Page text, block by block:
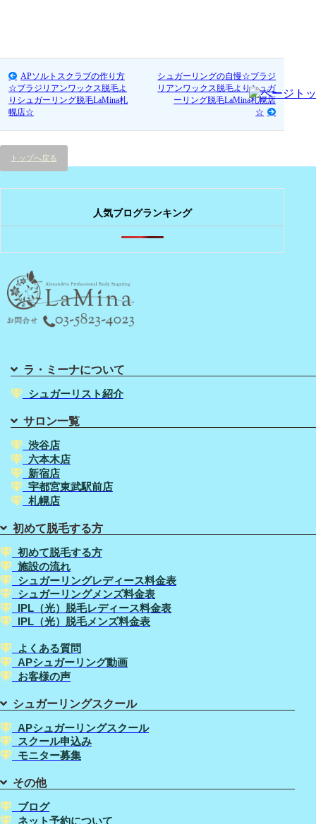
APソルトスクラブの作り方
☆ブラジリアンワックス脱毛よ
りシュガーリング脱毛LaMina札
幌店☆
シュガーリングの自慢☆ブラジ
リアンワックス脱毛よりシュガ
ーリング脱毛LaMina札幌店
☆
トップへ戻る
人気ブログランキング
ラ・ミーナについて
シュガーリスト紹介
サロン一覧
渋谷店
六本木店
新宿店
宇都宮東武駅前店
札幌店
初めて脱毛する方
初めて脱毛する方
施設の流れ
シュガーリングレディース料金表
シュガーリングメンズ料金表
IPL（光）脱毛レディース料金表
IPL（光）脱毛メンズ料金表
よくある質問
APシュガーリング動画
お客様の声
シュガーリングスクール
APシュガーリングスクール
スクール申込み
モニター募集
その他
ブログ
ネット予約について